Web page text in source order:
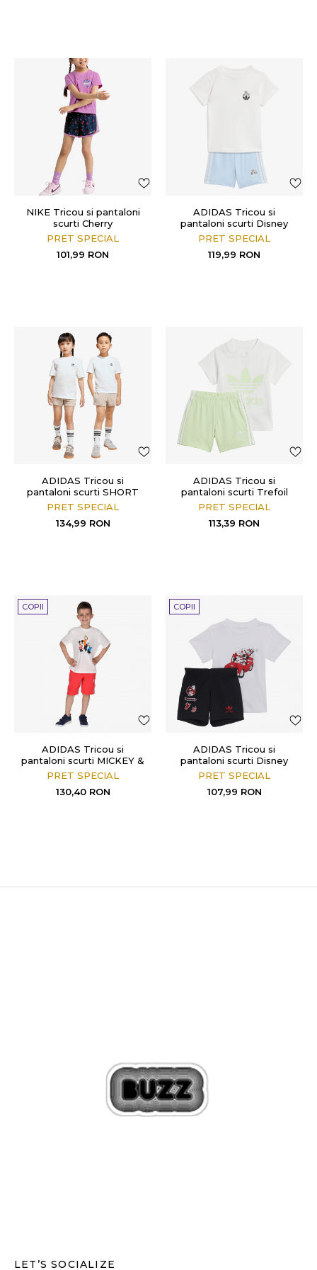
NIKE Tricou si pantaloni
scurti Cherry
PRET SPECIAL
101,99 RON
ADIDAS Tricou si
pantaloni scurti Disney
PRET SPECIAL
119,99 RON
ADIDAS Tricou si
pantaloni scurti SHORT
TEE SET
PRET SPECIAL
134,99 RON
ADIDAS Tricou si
pantaloni scurti Trefoil
PRET SPECIAL
113,39 RON
COPII
ADIDAS Tricou si
pantaloni scurti MICKEY &
FRIENDS SHORT TEE
PRET SPECIAL
130,40 RON
COPII
ADIDAS Tricou si
pantaloni scurti Disney
PRET SPECIAL
107,99 RON
LET’S SOCIALIZE